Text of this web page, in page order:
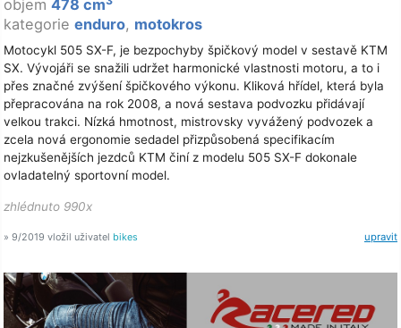
objem 478 cm
kategorie enduro, motokros
Motocykl 505 SX-F, je bezpochyby špičkový model v sestavě KTM
SX. Vývojáři se snažili udržet harmonické vlastnosti motoru, a to i
přes značné zvýšení špičkového výkonu. Kliková hřídel, která byla
přepracována na rok 2008, a nová sestava podvozku přidávají
velkou trakci. Nízká hmotnost, mistrovsky vyvážený podvozek a
zcela nová ergonomie sedadel přizpůsobená specifikacím
nejzkušenějších jezdců KTM činí z modelu 505 SX-F dokonale
ovladatelný sportovní model.
zhlédnuto 990x
upravit
» 9/2019 vložil uživatel bikes